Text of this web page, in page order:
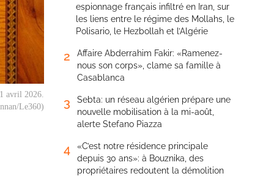
avril 2026.
Le360)
espionnage français infiltré en Iran, sur
les liens entre le régime des Mollahs, le
Polisario, le Hezbollah et l’Algérie
2
Affaire Abderrahim Fakir: «Ramenez-
nous son corps», clame sa famille à
Casablanca
3
Sebta: un réseau algérien prépare une
nouvelle mobilisation à la mi-août,
alerte Stefano Piazza
4
«C’est notre résidence principale
depuis 30 ans»: à Bouznika, des
propriétaires redoutent la démolition